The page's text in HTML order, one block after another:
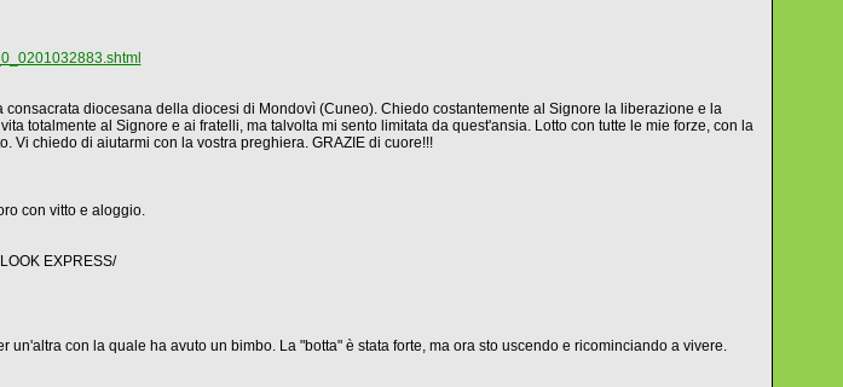
consacrata diocesana della diocesi di Mondovì (Cuneo). Chiedo costantemente al Signore la liberazione e la
totalmente al Signore e ai fratelli, ma talvolta mi sento limitata da quest'ansia. Lotto con tutte le mie forze, con la
Vi chiedo di aiutarmi con la vostra preghiera. GRAZIE di cuore!!!
con vitto e aloggio.
EXPRESS/
con la quale ha avuto un bimbo. La "botta" è stata forte, ma ora sto uscendo e ricominciando a vivere.